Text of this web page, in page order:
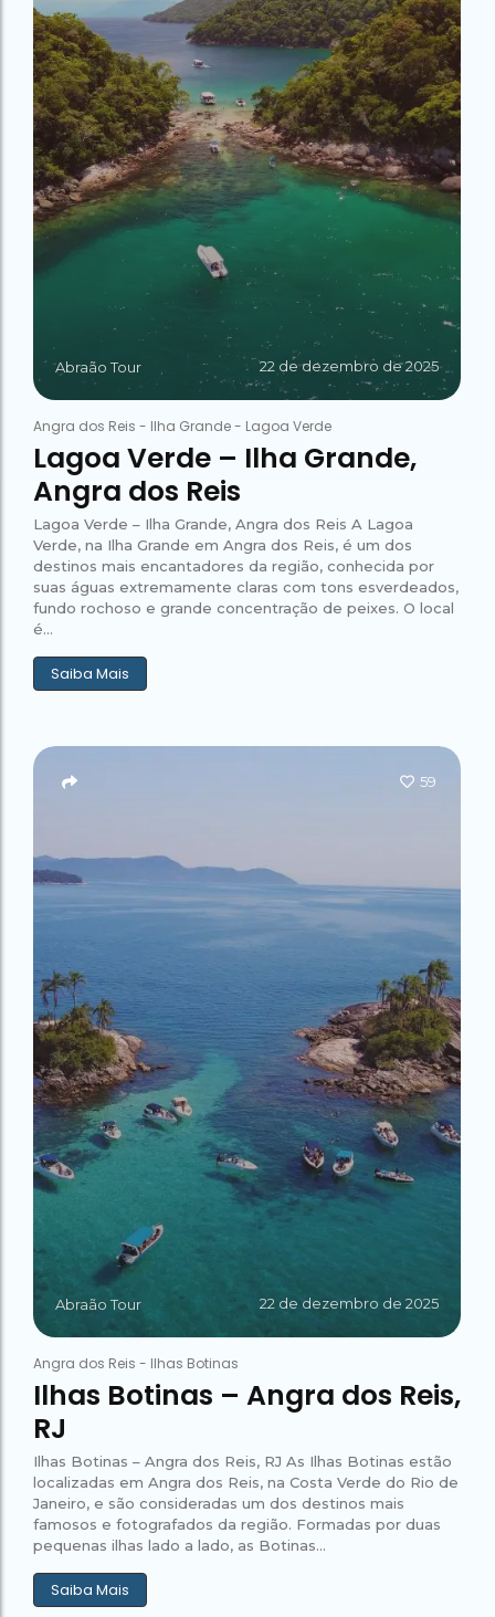
Abraão Tour 22 de dezembro de 2025
Angra dos Reis - Ilha Grande- Lagoa Verde
Lagoa Verde – Ilha Grande,
Angra dos Reis
Lagoa Verde – Ilha Grande, Angra dos Reis A Lagoa
Verde, na Ilha Grande em Angra dos Reis, é um dos
destinos mais encantadores da região, conhecida por
suas águas extremamente claras com tons esverdeados,
fundo rochoso e grande concentração de peixes. O local
é...
Saiba Mais
Abraão Tour 22 de dezembro de 2025
59
Angra dos Reis - Ilhas Botinas
Ilhas Botinas – Angra dos Reis,
RJ
Ilhas Botinas – Angra dos Reis, RJ As Ilhas Botinas estão
localizadas em Angra dos Reis, na Costa Verde do Rio de
Janeiro, e são consideradas um dos destinos mais
famosos e fotografados da região. Formadas por duas
pequenas ilhas lado a lado, as Botinas...
Saiba Mais